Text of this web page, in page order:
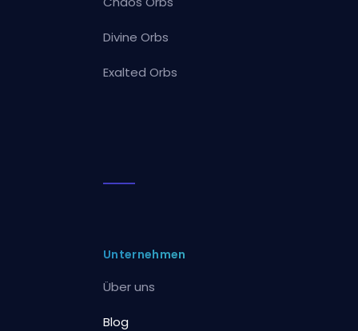
Divine Orbs
Exalted Orbs
Unternehmen
Über uns
Blog